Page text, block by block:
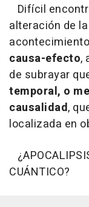
Difícil
alteración de
causa-efecto,
de subrayar
temporal, o
causalidad,
localizada en
CUÁNTICO?